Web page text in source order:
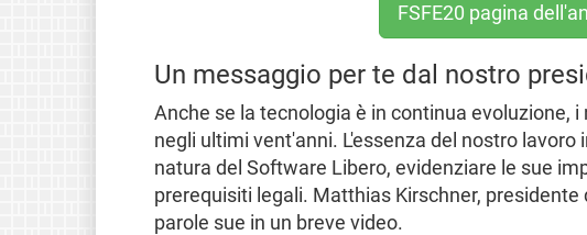
FSFE20 pagina
Un messaggio per te dal nostro
Anche se la tecnologia è in continua evoluzione,
negli ultimi vent'anni. L'essenza del nostro lavoro
natura del Software Libero, evidenziare le sue
prerequisiti legali. Matthias Kirschner, presidente
parole sue in un breve video.